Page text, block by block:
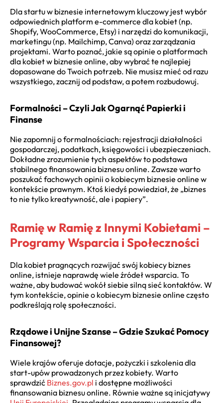
Dla startu w biznesie internetowym kluczowy jest wybór
odpowiednich platform e-commerce dla kobiet (np.
Shopify, WooCommerce, Etsy) i narzędzi do komunikacji,
marketingu (np. Mailchimp, Canva) oraz zarządzania
projektami. Warto poznać, jakie są opinie o platformach
dla kobiet w biznesie online, aby wybrać te najlepiej
dopasowane do Twoich potrzeb. Nie musisz mieć od razu
wszystkiego, zacznij od podstaw, a potem rozbudowuj.
Formalności – Czyli Jak Ogarnąć Papierki i
Finanse
Nie zapomnij o formalnościach: rejestracji działalności
gospodarczej, podatkach, księgowości i ubezpieczeniach.
Dokładne zrozumienie tych aspektów to podstawa
stabilnego finansowania biznesu online. Zawsze warto
poszukać fachowych opinii o kobiecym biznesie online w
kontekście prawnym. Ktoś kiedyś powiedział, że „biznes
to nie tylko kreatywność, ale i papiery”.
Ramię w Ramię z Innymi Kobietami –
Programy Wsparcia i Społeczności
Dla kobiet pragnących rozwijać swój kobiecy biznes
online, istnieje naprawdę wiele źródeł wsparcia. To
ważne, aby budować wokół siebie silną sieć kontaktów. W
tym kontekście, opinie o kobiecym biznesie online często
podkreślają rolę społeczności.
Rządowe i Unijne Szanse – Gdzie Szukać Pomocy
Finansowej?
Wiele krajów oferuje dotacje, pożyczki i szkolenia dla
start-upów prowadzonych przez kobiety. Warto
sprawdzić Biznes.gov.pl i dostępne możliwości
finansowania biznesu online. Równie ważne są inicjatywy